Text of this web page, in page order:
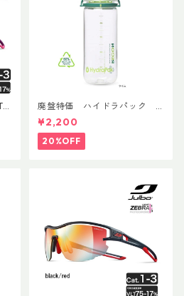
廃盤特価 ハイドラパック
リーコン ツイスト＆シップ 50
0ml
¥2,200
20%OFF